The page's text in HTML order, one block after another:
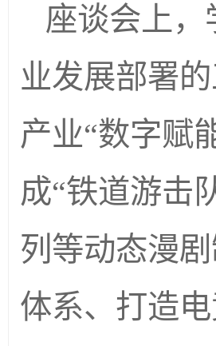
座谈会上
业发展部署
产业“数字赋
成“铁道游击
列等动态漫
体系、打造